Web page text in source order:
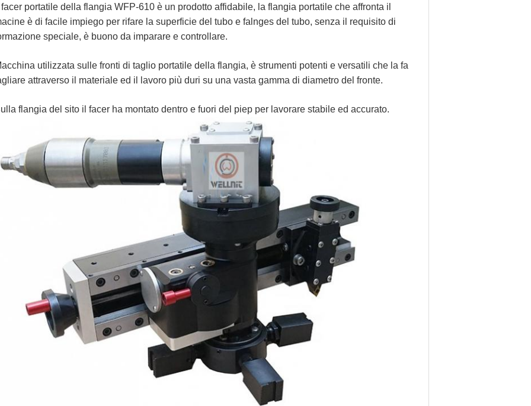
facer portatile della flangia WFP-610 è un prodotto affidabile, la flangia portatile che affronta il
è di facile impiego per rifare la superficie del tubo e falnges del tubo, senza il requisito di
speciale, è buono da imparare e controllare.
utilizzata sulle fronti di taglio portatile della flangia, è strumenti potenti e versatili che la fa
attraverso il materiale ed il lavoro più duri su una vasta gamma di diametro del fronte.
flangia del sito il facer ha montato dentro e fuori del piep per lavorare stabile ed accurato.